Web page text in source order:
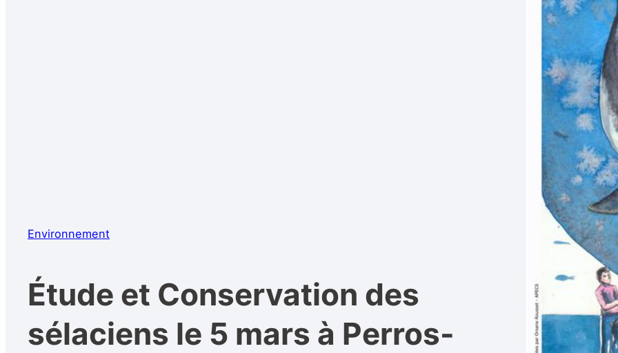
Environnement
Étude et Conservation des
sélaciens le 5 mars à Perros-